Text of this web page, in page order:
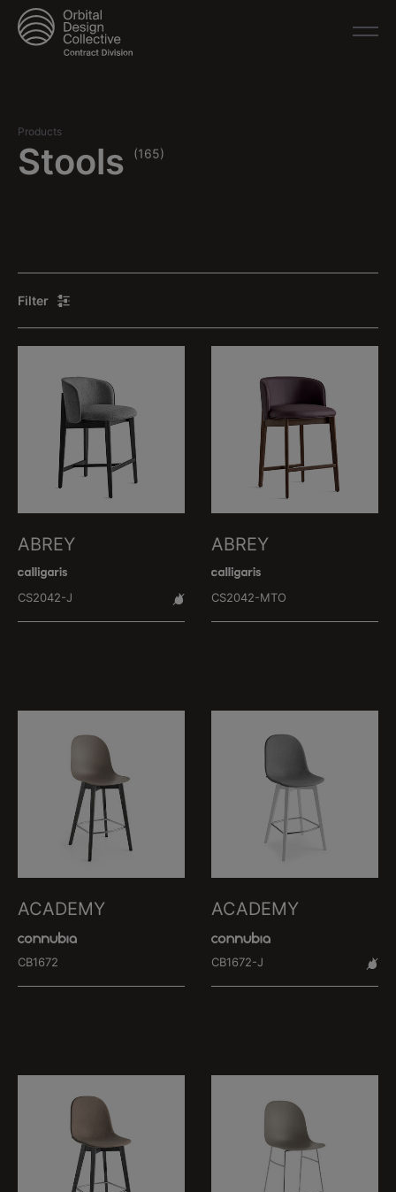
Products
Stools (165)
Filter
ABREY
CS2042-J
ABREY
CS2042-MTO
ACADEMY
CB1672
ACADEMY
CB1672-J